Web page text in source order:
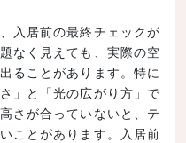
入居前の最終チェックが
なく見えても、実際の空
ることがあります。特に
」と「光の広がり方」で
さが合っていないと、テ
ことがあります。入居前